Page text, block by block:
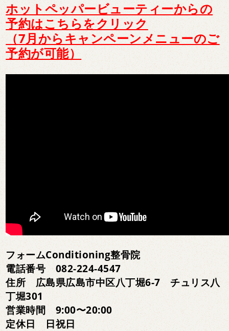
ホットペッパービューティーからの
予約はこちらをクリック
（7月からキャンペーンメニューのご
予約が可能）
フォームConditioning整骨院
電話番号 082-224-4547
住所 広島県広島市中区八丁堀6-7 チュリス八
丁堀301
営業時間 9:00〜20:00
定休日 日祝日